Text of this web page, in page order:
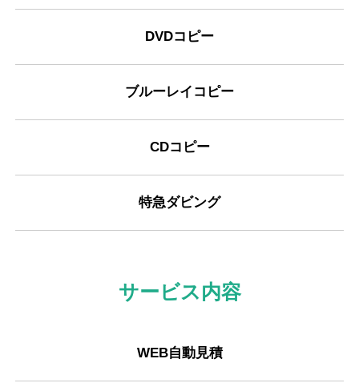
DVDコピー
ブルーレイコピー
CDコピー
特急ダビング
サービス内容
WEB自動見積